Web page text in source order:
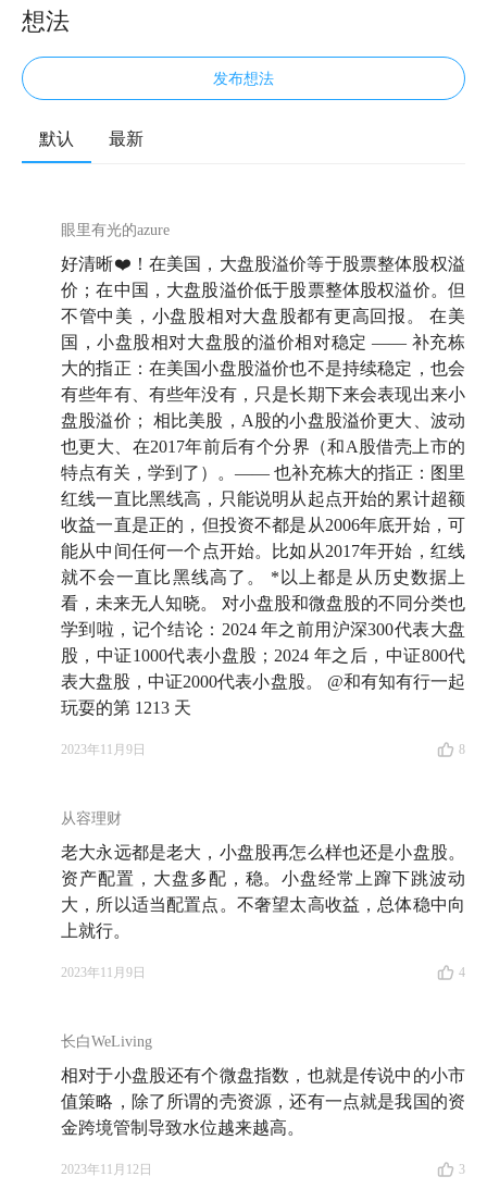
想法
发布想法
默认 最新
眼里有光的azure
好清晰❤️！在美国，大盘股溢价等于股票整体股权溢
价；在中国，大盘股溢价低于股票整体股权溢价。但
不管中美，小盘股相对大盘股都有更高回报。 在美
国，小盘股相对大盘股的溢价相对稳定 —— 补充栋
大的指正：在美国小盘股溢价也不是持续稳定，也会
有些年有、有些年没有，只是长期下来会表现出来小
盘股溢价； 相比美股，A股的小盘股溢价更大、波动
也更大、在2017年前后有个分界（和A股借壳上市的
特点有关，学到了）。—— 也补充栋大的指正：图里
红线一直比黑线高，只能说明从起点开始的累计超额
收益一直是正的，但投资不都是从2006年底开始，可
能从中间任何一个点开始。比如从2017年开始，红线
就不会一直比黑线高了。 *以上都是从历史数据上
看，未来无人知晓。 对小盘股和微盘股的不同分类也
学到啦，记个结论：2024 年之前用沪深300代表大盘
股，中证1000代表小盘股；2024 年之后，中证800代
表大盘股，中证2000代表小盘股。 @和有知有行一起
玩耍的第 1213 天
2023年11月9日 8
从容理财
老大永远都是老大，小盘股再怎么样也还是小盘股。
资产配置，大盘多配，稳。小盘经常上蹿下跳波动
大，所以适当配置点。不奢望太高收益，总体稳中向
上就行。
2023年11月9日 4
长白WeLiving
相对于小盘股还有个微盘指数，也就是传说中的小市
值策略，除了所谓的壳资源，还有一点就是我国的资
金跨境管制导致水位越来越高。
2023年11月12日 3